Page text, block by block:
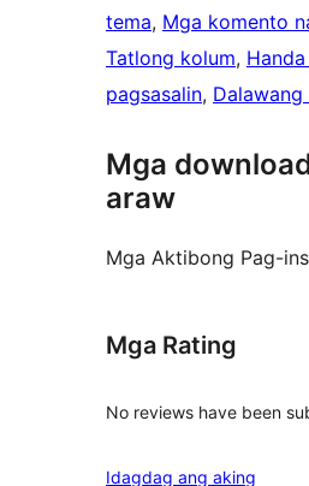
tema, Mga komento
Tatlong kolum,
pagsasalin, Dalawang
Mga
araw
Mga Aktibong Pag-
Mga Rating
No reviews have been
Idagdag ang aking